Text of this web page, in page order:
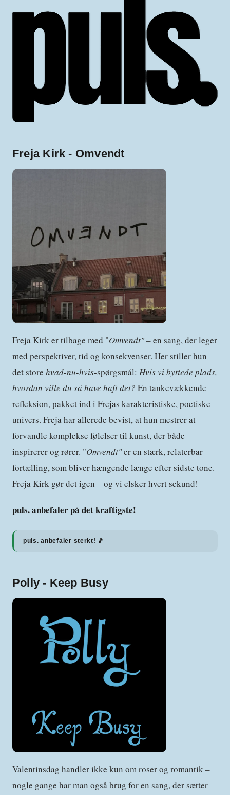
Freja Kirk - Omvendt
Freja Kirk er tilbage med "Omvendt"– en sang, der leger
med perspektiver, tid og konsekvenser. Her stiller hun
det store hvad-nu-hvis-spørgsmål: Hvis vi byttede plads,
hvordan ville du så have haft det? En tankevækkende
refleksion, pakket ind i Frejas karakteristiske, poetiske
univers. Freja har allerede bevist, at hun mestrer at
forvandle komplekse følelser til kunst, der både
inspirerer og rører. "Omvendt"er en stærk, relaterbar
fortælling, som bliver hængende længe efter sidste tone.
Freja Kirk gør det igen – og vi elsker hvert sekund!
puls. anbefaler på det kraftigste!
puls. anbefaler sterkt! 🎵
Polly - Keep Busy
Valentinsdag handler ikke kun om roser og romantik –
nogle gange har man også brug for en sang, der sætter